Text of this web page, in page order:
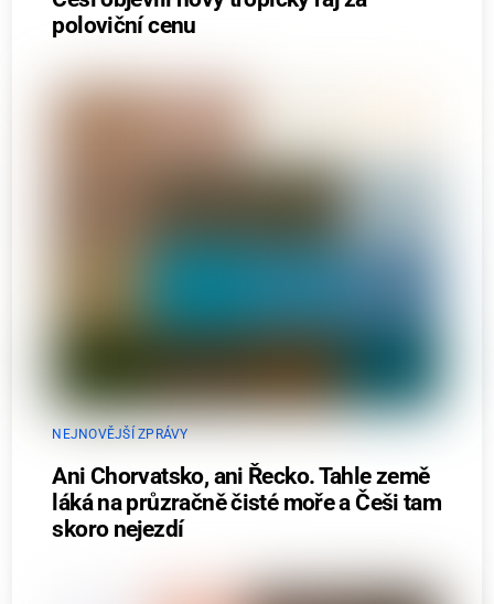
poloviční cenu
NEJNOVĚJŠÍ ZPRÁVY
Ani Chorvatsko, ani Řecko. Tahle země
láká na průzračně čisté moře a Češi tam
skoro nejezdí